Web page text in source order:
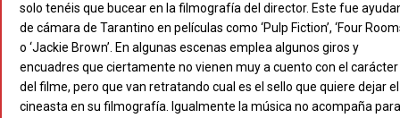
solo tenéis que bucear en la filmografía del director. Este fue
de cámara de Tarantino en películas como ‘Pulp Fiction’, ‘Four
o ‘Jackie Brown’. En algunas escenas emplea algunos giros y
encuadres que ciertamente no vienen muy a cuento con el carácter
del filme, pero que van retratando cual es el sello que quiere dejar el
cineasta en su filmografía. Igualmente la música no acompaña para